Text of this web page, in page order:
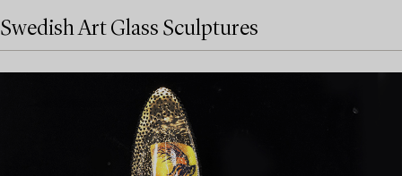
Swedish Art Glass Sculptures